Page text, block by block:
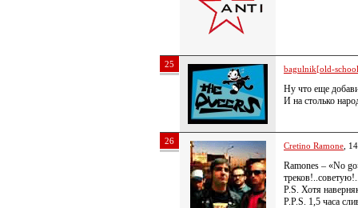
25 bagulnik[old-
Ну что еще
И на столько
26 Cretino Ramone ,
Ramones – «No
P.S. Хотя
P.P.S. 1,5 часа